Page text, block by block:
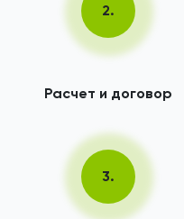
2.
Расчет и договор
3.